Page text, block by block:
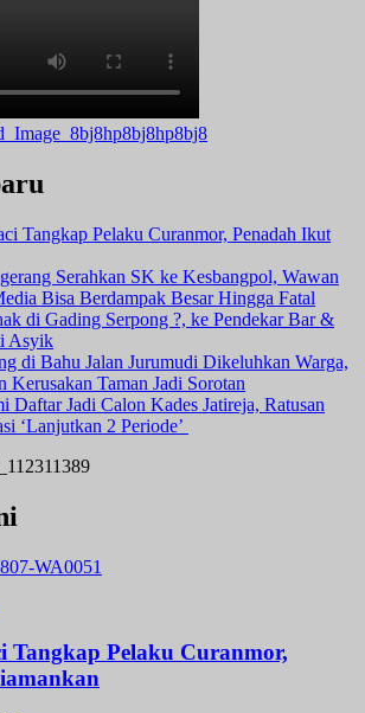
Tangkap Pelaku Curanmor, Penadah Ikut
Serahkan SK ke Kesbangpol, Wawan
Bisa Berdampak Besar Hingga Fatal
di Gading Serpong ?, ke Pendekar Bar &
Asyik
di Bahu Jalan Jurumudi Dikeluhkan Warga,
Kerusakan Taman Jadi Sorotan
Daftar Jadi Calon Kades Jatireja, Ratusan
‘Lanjutkan 2 Periode’
Tangkap Pelaku Curanmor,